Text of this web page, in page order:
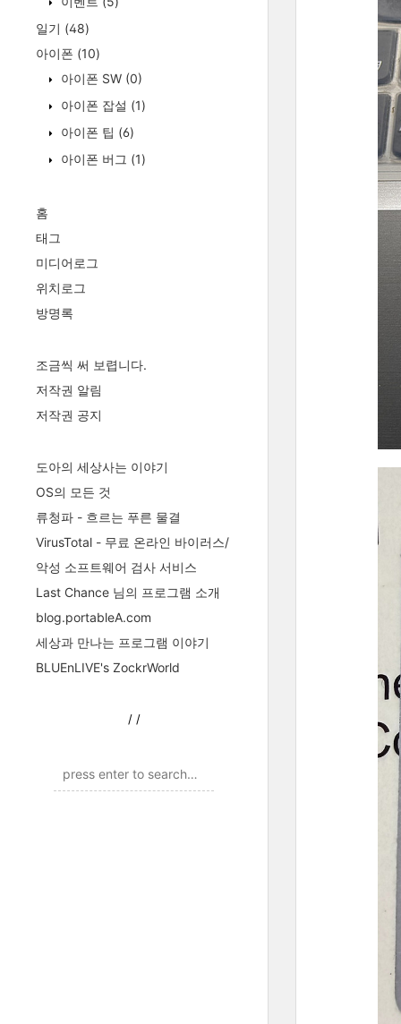
일기 (48)
아이폰 (10)
아이폰 SW (0)
아이폰 잡설 (1)
아이폰 팁 (6)
아이폰 버그 (1)
홈
태그
미디어로그
위치로그
방명록
조금씩 써 보렵니다.
저작권 알림
저작권 공지
도아의 세상사는 이야기
OS의 모든 것
류청파 - 흐르는 푸른 물결
VirusTotal - 무료 온라인 바이러스/
악성 소프트웨어 검사 서비스
Last Chance 님의 프로그램 소개
blog.portableA.com
세상과 만나는 프로그램 이야기
BLUEnLIVE's ZockrWorld
/ /